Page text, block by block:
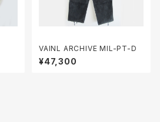
VAINL ARCHIVE MIL-PT-D
¥47,300